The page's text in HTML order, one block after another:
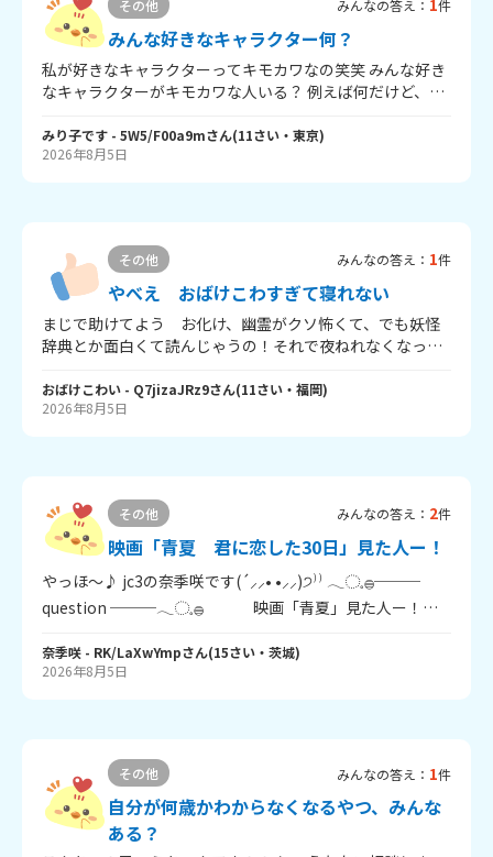
その他 みんなの答え： 1件
みんな好きなキャラクター何？
私が好きなキャラクターってキモカワなの笑笑 みんな好き
なキャラクターがキモカワな人いる？ 例えば何だけど、ま
がでかいキャラクターが好きなんだけど笑笑みんなは何が
好きか教えて！！ごめんって言いうか本当にキモカワキャ
みり子です - 5W5/F00a9mさん(11さい・ 東京)
2026年8月5日
その他 みんなの答え： 1件
やべえ おばけこわすぎて寝れない
まじで助けてよう お化け、幽霊がクソ怖くて、でも妖怪
辞典とか面白くて読んじゃうの！それで夜ねれなくなっ
たら、家族全員「うるさい💢💢💢💢💢💢💢💢」っていう
の。。僕ちゃん可哀想。誰か助けてええええええええええ
おばけこわい - Q7jizaJRz9さん(11さい・ 福岡)
2026年8月5日
その他 みんなの答え： 2件
映画「青夏 君に恋した30日」見た人ー！
やっほ～♪ jc3の奈季咲です(´⸝⸝• •⸝⸝)੭⁾⁾ 𓂃◌𓈒𓐍───
question ───𓂃◌𓈒𓐍 映画「青夏」見た人ー！
画、「青夏 君に恋した30日」をみんなは見ましたか？ 私
は、つい最近サブスクで見ました！ そして、見た人に聞き
ろう！ （すごい面白いし、若い佐野くんも見れたし神でし
た！！） 「青夏」を見た人は、ぜひ答えてください！ 見て
ない人も見てみてください☆ では～
奈季咲 - RK/LaXwYmpさん(15さい・ 茨城)
2026年8月5日
その他 みんなの答え： 1件
自分が何歳かわからなくなるやつ、みんな
ある？